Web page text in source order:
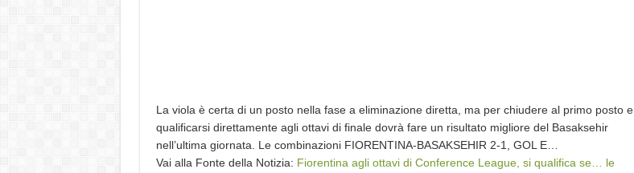
La viola è certa di un posto nella fase a eliminazione diretta, ma per chiudere al primo posto e
qualificarsi direttamente agli ottavi di finale dovrà fare un risultato migliore del Basaksehir
nell’ultima giornata. Le combinazioni FIORENTINA-BASAKSEHIR 2-1, GOL E…
Vai alla Fonte della Notizia: Fiorentina agli ottavi di Conference League, si qualifica se… le